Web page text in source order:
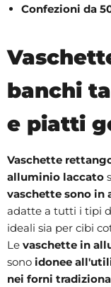
Confezioni da
banchi
e piatti
Vaschette
alluminio laccato
vaschette sono in
adatte a tutti i tipi
ideali sia per cibi
Le vaschette in
sono idonee
nei forni